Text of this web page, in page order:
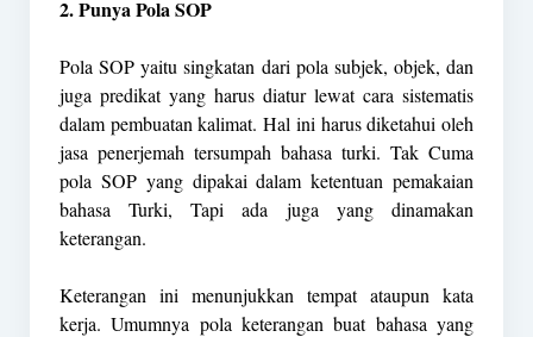
2. Punya Pola SOP
Pola SOP yaitu singkatan dari pola subjek, objek, dan
juga predikat yang harus diatur lewat cara sistematis
dalam pembuatan kalimat. Hal ini harus diketahui oleh
jasa penerjemah tersumpah bahasa turki. Tak Cuma
pola SOP yang dipakai dalam ketentuan pemakaian
bahasa Turki, Tapi ada juga yang dinamakan
keterangan.
Keterangan ini menunjukkan tempat ataupun kata
kerja. Umumnya pola keterangan buat bahasa yang